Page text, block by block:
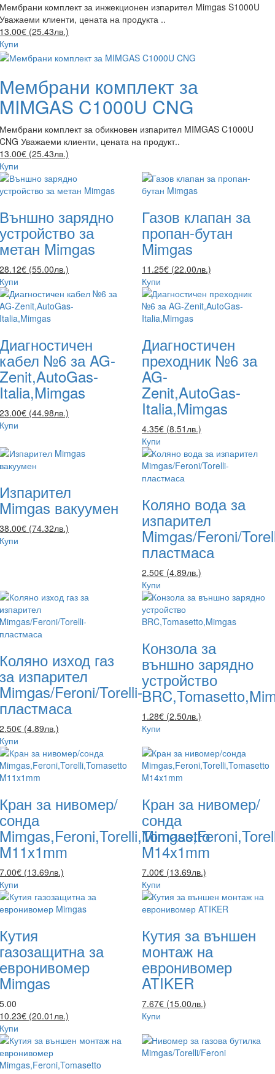
Мембрани комплект за инжекционен изпарител Mimgas S1000U
Уважаеми клиенти, цената на продукта ..
13.00€ (25.43лв.)
Купи
Мембрани комплект за
MIMGAS C1000U CNG
Мембрани комплект за обикновен изпарител MIMGAS C1000U
CNG Уважаеми клиенти, цената на продукт..
13.00€ (25.43лв.)
Купи
Външно зарядно
устройство за
метан Mimgas
28.12€ (55.00лв.)
Купи
Газов клапан за
пропан-бутан
Mimgas
11.25€ (22.00лв.)
Купи
Диагностичен
кабел №6 за AG-
Zenit,AutoGas-
Italia,Mimgas
23.00€ (44.98лв.)
Купи
Диагностичен
преходник №6 за
AG-
Zenit,AutoGas-
Italia,Mimgas
4.35€ (8.51лв.)
Купи
Изпарител
Mimgas вакуумен
38.00€ (74.32лв.)
Купи
Коляно вода за
изпарител
Mimgas/Feroni/
пластмаса
2.50€ (4.89лв.)
Купи
Коляно изход газ
за изпарител
Mimgas/Feroni/Torelli-
пластмаса
2.50€ (4.89лв.)
Купи
Конзола за
външно зарядно
устройство
1.28€ (2.50лв.)
Купи
Кран за нивомер/
сонда
Mimgas,Feroni,Torelli,Tomasetto
M11x1mm
7.00€ (13.69лв.)
Купи
Кран за нивомер/
сонда
M14x1mm
7.00€ (13.69лв.)
Купи
Кутия
газозащитна за
евронивомер
Mimgas
5.00
10.23€ (20.01лв.)
Купи
Кутия за външен
монтаж на
евронивомер
ATIKER
7.67€ (15.00лв.)
Купи